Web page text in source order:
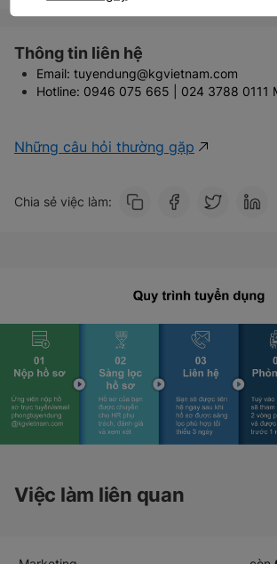
Thông tin liên hệ
Email: tuyendung@kgvietnam.com
Hotline: 0946 075 665 | 024 3788 0111
Những câu hỏi thường gặp
Chia sẻ việc làm:
Việc làm liên quan